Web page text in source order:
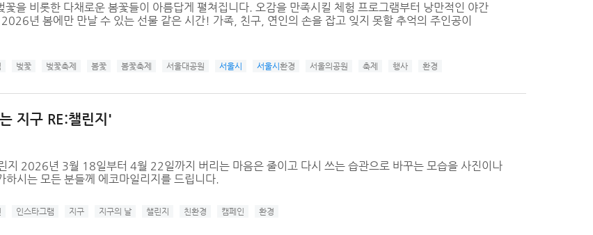
꽃을 비롯한 다채로운 봄꽃들이 아름답게 펼쳐집니다. 오감을 만족시킬 체험 프로그램부터 낭만적인 야간
년 봄에만 만날 수 있는 선물 같은 시간! 가족, 친구, 연인의 손을 잡고 잊지 못할 추억의 주인공이
벚꽃 벚꽃축제 봄꽃 봄꽃축제 서울대공원 서울시 서울시 환경 서울의공원 축제 행사 환경
지구 RE:챌린지'
지 2026년 3월 18일부터 4월 22일까지 버리는 마음은 줄이고 다시 쓰는 습관으로 바꾸는 모습을 사진이나
시는 모든 분들께 에코마일리지를 드립니다.
인스타그램 지구 지구의 날 챌린지 친환경 캠페인 환경